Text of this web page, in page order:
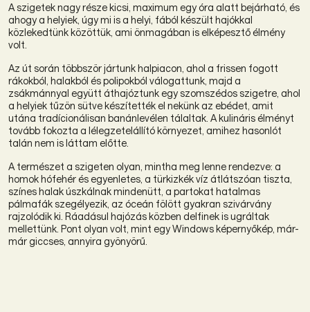
A szigetek nagy része kicsi, maximum egy óra alatt bejárható, és
ahogy a helyiek, úgy mi is a helyi, fából készült hajókkal
közlekedtünk közöttük, ami önmagában is elképesztő élmény
volt.
Az út során többször jártunk halpiacon, ahol a frissen fogott
rákokból, halakból és polipokból válogattunk, majd a
zsákmánnyal együtt áthajóztunk egy szomszédos szigetre, ahol
a helyiek tűzön sütve készítették el nekünk az ebédet, amit
utána tradícionálisan banánlevélen tálaltak. A kulináris élményt
tovább fokozta a lélegzetelállító környezet, amihez hasonlót
talán nem is láttam előtte.
A természet a szigeten olyan, mintha meg lenne rendezve: a
homok hófehér és egyenletes, a türkizkék víz átlátszóan tiszta,
színes halak úszkálnak mindenütt, a partokat hatalmas
pálmafák szegélyezik, az óceán fölött gyakran szivárvány
rajzolódik ki. Ráadásul hajózás közben delfinek is ugráltak
mellettünk. Pont olyan volt, mint egy Windows képernyőkép, már-
már giccses, annyira gyönyörű.